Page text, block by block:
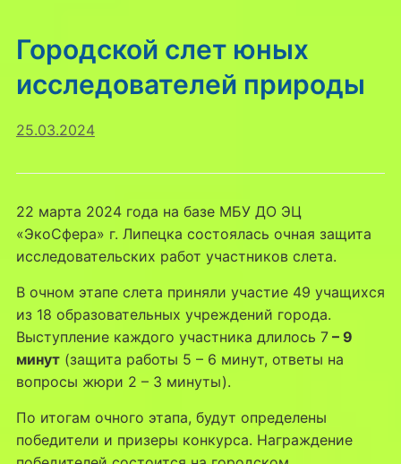
Городской слет юных
исследователей природы
25.03.2024
22 марта 2024 года на базе МБУ ДО ЭЦ
«ЭкоСфера» г. Липецка состоялась очная защита
исследовательских работ участников слета.
В очном этапе слета приняли участие 49 учащихся
из 18 образовательных учреждений города.
Выступление каждого участника длилось 7– 9
минут(защита работы 5 – 6 минут, ответы на
вопросы жюри 2 – 3 минуты).
По итогам очного этапа, будут определены
победители и призеры конкурса. Награждение